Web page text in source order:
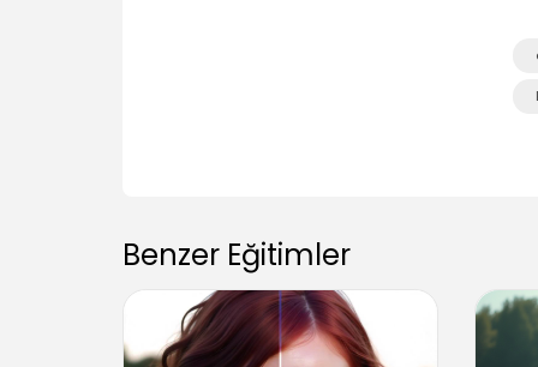
Benzer Eğitimler